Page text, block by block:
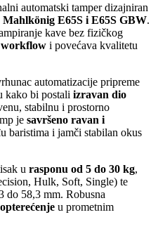
automatski tamper dizajniran
Mahlkönig E65S i E65S GBW.
kave bez fizičkog
i povećava kvalitetu
automatizacije pripreme
kako bi postali izravan dio
stabilnu i prostorno
je savršeno ravan i
baristima i jamči stabilan okus
u rasponu od 5 do 30 kg,
Hulk, Soft, Single) te
do 58,3 mm. Robusna
u prometnim